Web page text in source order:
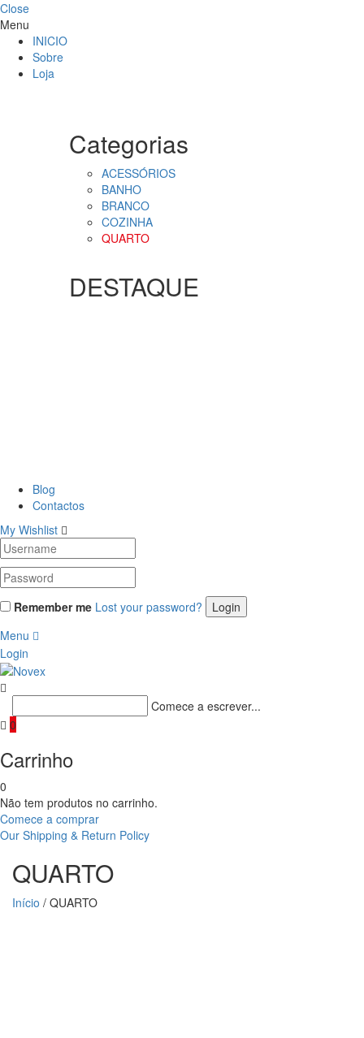
Close
Menu
INICIO
Sobre
Loja
Categorias
ACESSÓRIOS
BANHO
BRANCO
COZINHA
QUARTO
DESTAQUE
Blog
Contactos
My Wishlist
Remember me Lost your password?
Menu
Login
Comece a escrever...
0
Carrinho
0
Não tem produtos no carrinho.
Comece a comprar
Our Shipping & Return Policy
QUARTO
Início / QUARTO